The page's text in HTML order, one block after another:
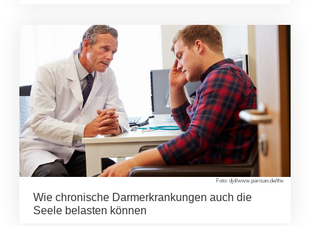
Foto: djd/www.parisan.de/thx
Wie chronische Darmerkrankungen auch die
Seele belasten können